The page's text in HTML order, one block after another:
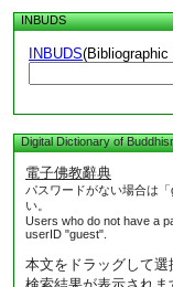
INBUDS
INBUDS(Bibliographic
Digital Dictionary of
電子佛教辭典
パスワードがない場合は
い。
Users who do not have a
userID "guest".
本文をドラッグして